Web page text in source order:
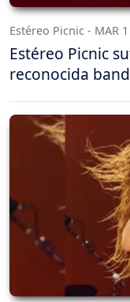
Estéreo Picnic - MAR
Estéreo Picnic
reconocida